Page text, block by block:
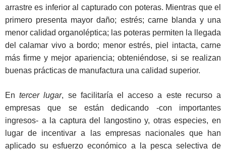
arrastre es inferior al capturado con poteras. Mientras que el
primero presenta mayor daño; estrés; carne blanda y una
menor calidad organoléptica; las poteras permiten la llegada
del calamar vivo a bordo; menor estrés, piel intacta, carne
más firme y mejor apariencia; obteniéndose, si se realizan
buenas prácticas de manufactura una calidad superior.
Entercer lugar, se facilitaría el acceso a este recurso a
empresas que se están dedicando -con importantes
ingresos- a la captura del langostino y, otras especies, en
lugar de incentivar a las empresas nacionales que han
aplicado su esfuerzo económico a la pesca selectiva de